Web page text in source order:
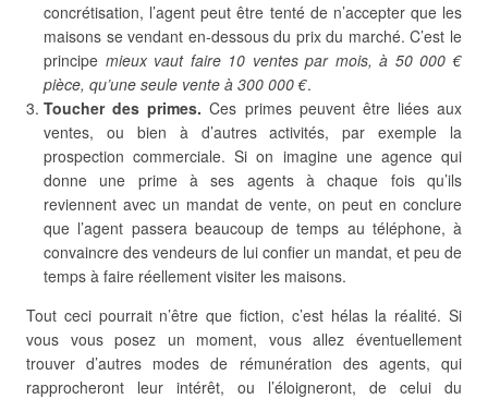
concrétisation, l’agent peut être tenté de n’accepter que les
maisons se vendant en-dessous du prix du marché. C’est le
principe mieux vaut faire 10 ventes par mois, à 50 000 €
pièce, qu’une seule vente à 300 000 €.
Toucher des primes. Ces primes peuvent être liées aux
ventes, ou bien à d’autres activités, par exemple la
prospection commerciale. Si on imagine une agence qui
donne une prime à ses agents à chaque fois qu’ils
reviennent avec un mandat de vente, on peut en conclure
que l’agent passera beaucoup de temps au téléphone, à
convaincre des vendeurs de lui confier un mandat, et peu de
temps à faire réellement visiter les maisons.
Tout ceci pourrait n’être que fiction, c’est hélas la réalité. Si
vous vous posez un moment, vous allez éventuellement
trouver d’autres modes de rémunération des agents, qui
rapprocheront leur intérêt, ou l’éloigneront, de celui du